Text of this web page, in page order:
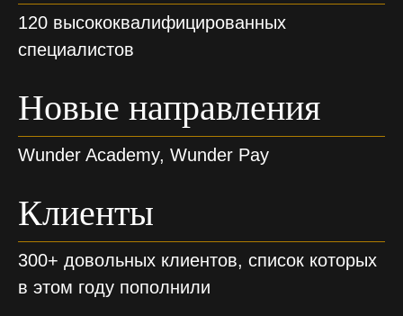
120 высококвалифицированных
специалистов
Новые направления
Wunder Academy, Wunder Pay
Клиенты
300+ довольных клиентов, список которых
в этом году пополнили